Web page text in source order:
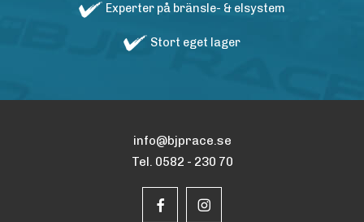
Experter på bränsle- & elsystem
Stort eget lager
info@bjprace.se
Tel. 0582 - 230 70